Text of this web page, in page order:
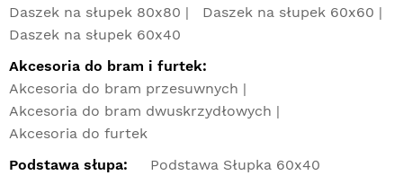
Daszek na słupek 80x80
Daszek na słupek 60x60
Daszek na słupek 60x40
Akcesoria do bram i furtek:
Akcesoria do bram przesuwnych
Akcesoria do bram dwuskrzydłowych
Akcesoria do furtek
Podstawa słupa:
Podstawa Słupka 60x40